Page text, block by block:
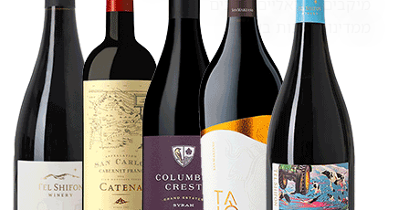
ממדינות שונות בעולם